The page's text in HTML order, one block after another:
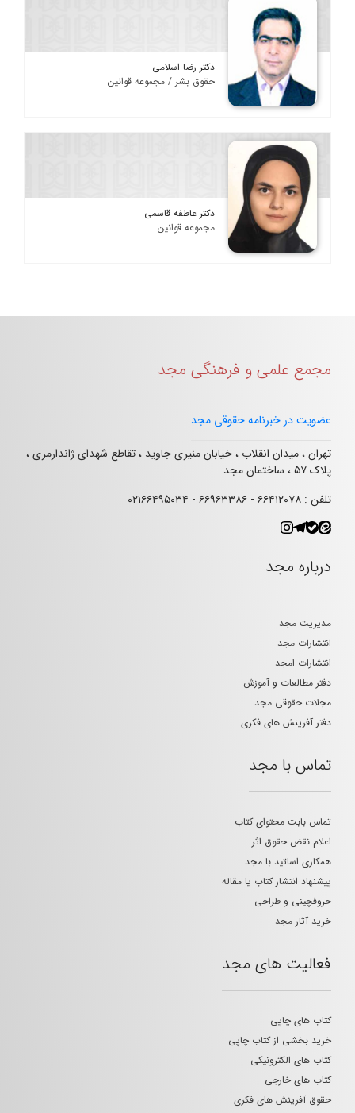
دکتر رضا اسلامی
حقوق بشر / مجموعه قوانین
دکتر عاطفه قاسمی
مجموعه قوانین
مجمع علمی و فرهنگی مجد
عضویت در خبرنامه حقوقی مجد
تهران ، میدان انقلاب ، خیابان منیری جاوید ، تقاطع شهدای ژاندارمری ،
پلاک ۵۷ ، ساختمان مجد
تلفن : ۶۶۴۱۲۰۷۸ - ۶۶۹۶۳۳۸۶ - ۰۲۱۶۶۴۹۵۰۳۴
درباره مجد
مدیریت مجد
انتشارات مجد
انتشارات امجد
دفتر مطالعات و آموزش
مجلات حقوقی مجد
دفتر آفرینش های فکری
تماس با مجد
تماس بابت محتوای کتاب
اعلام نقض حقوق اثر
همکاری اساتید با مجد
پیشنهاد انتشار کتاب یا مقاله
حروفچینی و طراحی
خرید آثار مجد
فعالیت های مجد
کتاب های چاپی
خرید بخشی از کتاب چاپی
کتاب های الکترونیکی
کتاب های خارجی
حقوق آفرینش های فکری